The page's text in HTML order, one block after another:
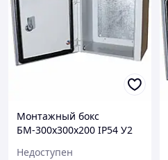
Монтажный бокс
БМ-300х300х200 IP54 У2
Недоступен